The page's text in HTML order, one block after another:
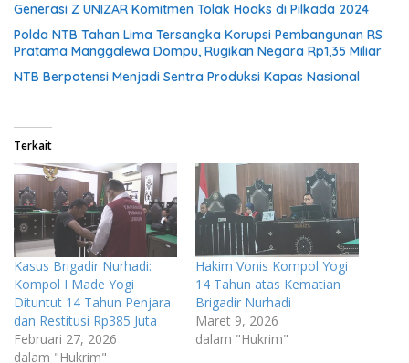
Generasi Z UNIZAR Komitmen Tolak Hoaks di Pilkada 2024
Polda NTB Tahan Lima Tersangka Korupsi Pembangunan RS
Pratama Manggalewa Dompu, Rugikan Negara Rp1,35 Miliar
NTB Berpotensi Menjadi Sentra Produksi Kapas Nasional
Terkait
Kasus Brigadir Nurhadi:
Kompol I Made Yogi
Dituntut 14 Tahun Penjara
dan Restitusi Rp385 Juta
Februari 27, 2026
dalam "Hukrim"
Hakim Vonis Kompol Yogi
14 Tahun atas Kematian
Brigadir Nurhadi
Maret 9, 2026
dalam "Hukrim"